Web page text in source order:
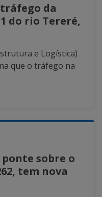
da
do rio Tereré,
e Logística)
que o tráfego na
sobre o
tem nova